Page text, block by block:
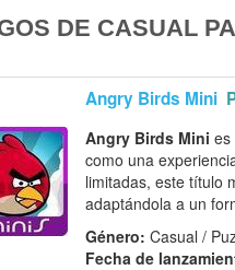
DE CASUAL
Angry Birds Mini
Angry Birds Mini es
como una
limitadas, este título
adaptándola a un
Género: Casual /
Fecha de